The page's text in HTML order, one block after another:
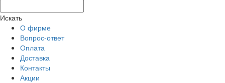
Искать
О фирме
Вопрос-ответ
Оплата
Доставка
Контакты
Акции